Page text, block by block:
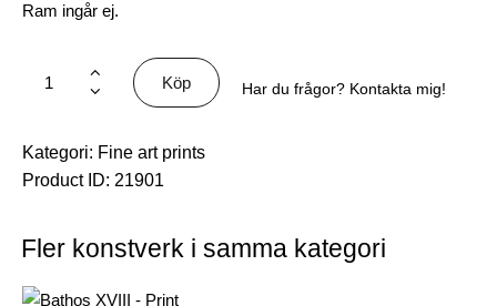
Ram ingår ej.
Köp Har du frågor? Kontakta mig!
Kategori: Fine art prints
Product ID: 21901
Fler konstverk i samma kategori